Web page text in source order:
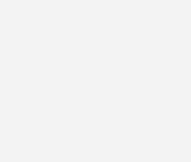
TẬPThứ ba ngày 2 tháng 3